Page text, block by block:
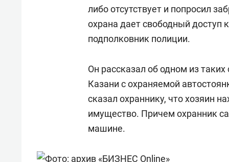
либо отсутствует и попросил
охрана дает свободный
подполковник полиции.
Он рассказал об одном из
Казани с охраняемой
сказал охраннику, что хозяин
имущество. Причем охранник
машине.